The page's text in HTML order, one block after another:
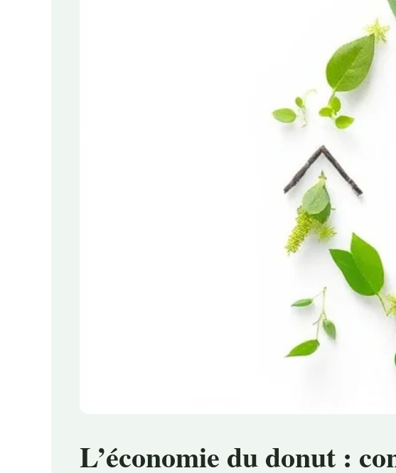
L’économie du donut :